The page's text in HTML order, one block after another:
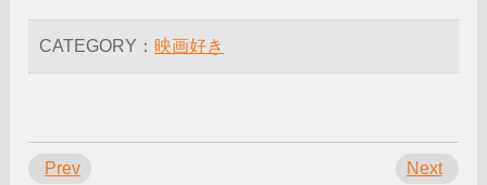
CATEGORY： 映画好き
Prev Next